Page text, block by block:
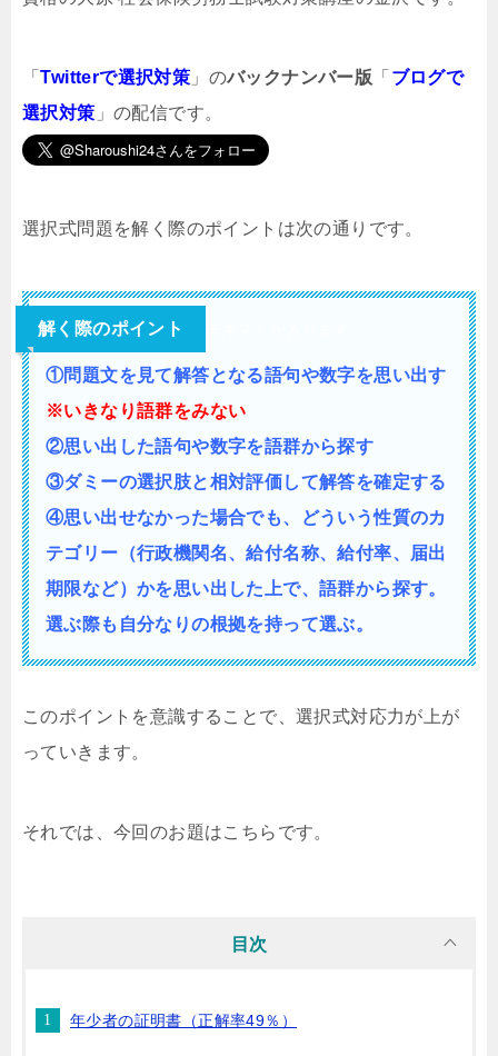
「Twitterで選択対策 」のバックナンバー版 「 ブログで
選択対策 」の配信です。
選択式問題を解く際のポイントは次の通りです。
解く際のポイント
①問題文を見て解答となる語句や数字を思い出す
※いきなり語群をみない
②思い出した語句や数字を語群から探す
③ダミーの選択肢と相対評価して解答を確定する
④思い出せなかった場合でも、どういう性質のカ
テゴリー（行政機関名、給付名称、給付率、届出
期限など）かを思い出した上で、語群から探す。
選ぶ際も自分なりの根拠を持って選ぶ。
このポイントを意識することで、選択式対応力が上が
っていきます。
それでは、今回のお題はこちらです。
目次
年少者の証明書（正解率49％）